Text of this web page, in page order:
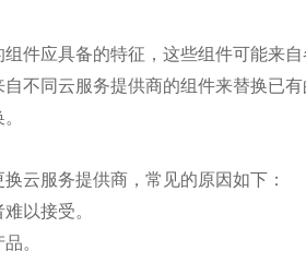
件应具备的特征，这些组件可能来
不同云服务提供商的组件来替换已
云服务提供商，常见的原因如下：
以接受。
。